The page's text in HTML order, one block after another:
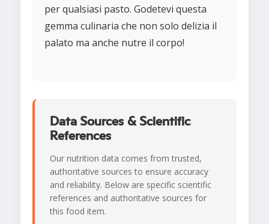
per qualsiasi pasto. Godetevi questa
gemma culinaria che non solo delizia il
palato ma anche nutre il corpo!
Data Sources & Scientific
References
Our nutrition data comes from trusted,
authoritative sources to ensure accuracy
and reliability. Below are specific scientific
references and authoritative sources for
this food item.